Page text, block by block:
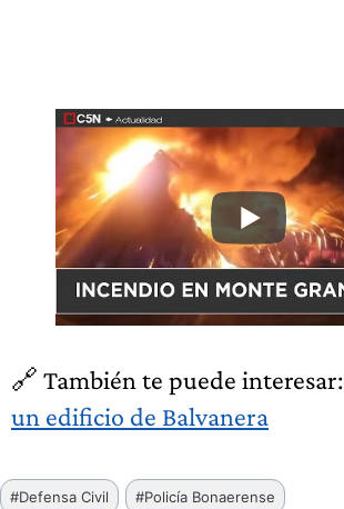
🔗 También te puede interesar:
un edificio de Balvanera
Etiquetas
#Defensa Civil #Policía Bonaerense